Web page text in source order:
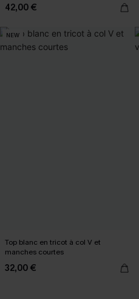
42,00 €
NEW
Top blanc en tricot à col V et
manches courtes
32,00 €